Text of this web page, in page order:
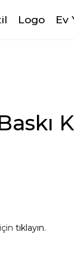
Logo Ev
tıklayın.